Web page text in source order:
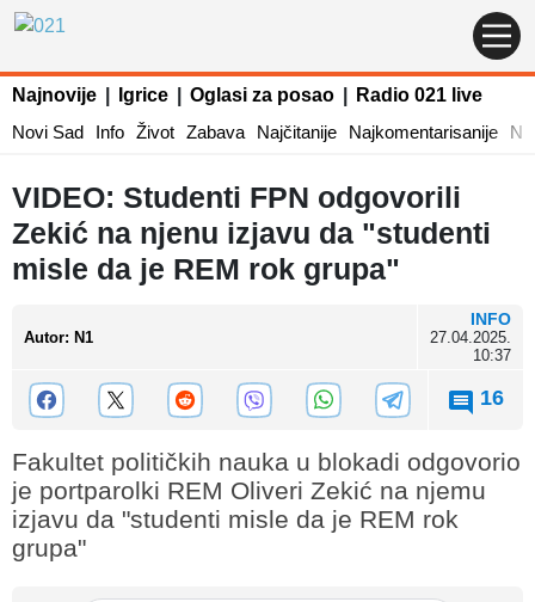
Najnovije Igrice Oglasi za posao
Radio 021 live
Novi Sad
Info Život Zabava Najčitanije Najkomentarisanije
VIDEO: Studenti FPN odgovorili
Zekić na njenu izjavu da "studenti
misle da je REM rok grupa"
Autor: N1
INFO
27.04.2025.
10:37
16
Fakultet političkih nauka u blokadi odgovorio
je portparolki REM Oliveri Zekić na njemu
izjavu da "studenti misle da je REM rok
grupa"